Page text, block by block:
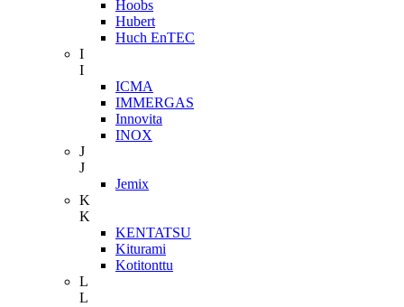
Hoobs
Hubert
Huch EnTEC
I
I
ICMA
IMMERGAS
Innovita
INOX
J
J
Jemix
K
K
KENTATSU
Kiturami
Kotitonttu
L
L